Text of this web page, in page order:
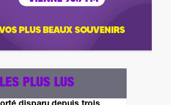
LES PLUS LUS